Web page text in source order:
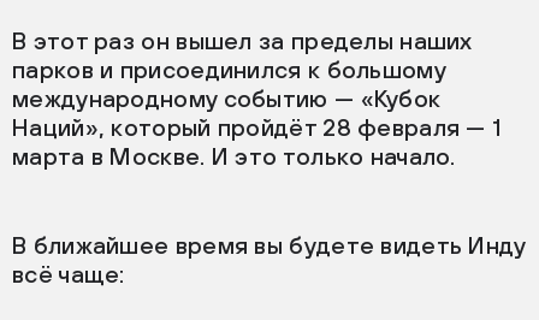
В этот раз он вышел за пределы наших
парков и присоединился к большому
международному событию — «Кубок
Наций», который пройдёт 28 февраля — 1
марта в Москве. И это только начало.
В ближайшее время вы будете видеть Инду
всё чаще: